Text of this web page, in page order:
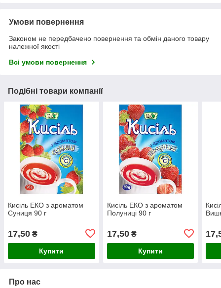
Умови повернення
Законом не передбачено повернення та обмін даного товару
належної якості
Всі умови повернення
Подібні товари компанії
Кисіль ЕКО з ароматом
Суниця 90 г
17,50 ₴
Купити
Кисіль ЕКО з ароматом
Полуниці 90 г
17,50₴
Купити
Про нас